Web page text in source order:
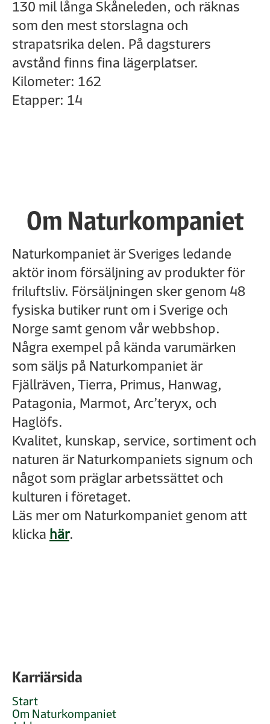
130 mil långa Skåneleden, och räknas
som den mest storslagna och
strapatsrika delen. På dagsturers
avstånd finns fina lägerplatser.
Kilometer: 162
Etapper: 14
Om Naturkompaniet
Naturkompaniet är Sveriges ledande
aktör inom försäljning av produkter för
friluftsliv. Försäljningen sker genom 48
fysiska butiker runt om i Sverige och
Norge samt genom vår webbshop.
Några exempel på kända varumärken
som säljs på Naturkompaniet är
Fjällräven, Tierra, Primus, Hanwag,
Patagonia, Marmot, Arc’teryx, och
Haglöfs.
Kvalitet, kunskap, service, sortiment och
naturen är Naturkompaniets signum och
något som präglar arbetssättet och
kulturen i företaget.
Läs mer om Naturkompaniet genom att
klicka här.
Karriärsida
Start
Om Naturkompaniet